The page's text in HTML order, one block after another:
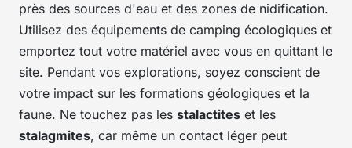
près des sources d'eau et des zones de nidification.
Utilisez des équipements de camping écologiques et
emportez tout votre matériel avec vous en quittant le
site. Pendant vos explorations, soyez conscient de
votre impact sur les formations géologiques et la
faune. Ne touchez pas les stalactites et les
stalagmites, car même un contact léger peut